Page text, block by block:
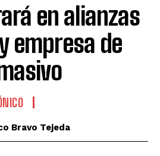
en alianzas
empresa de
Bravo Tejeda